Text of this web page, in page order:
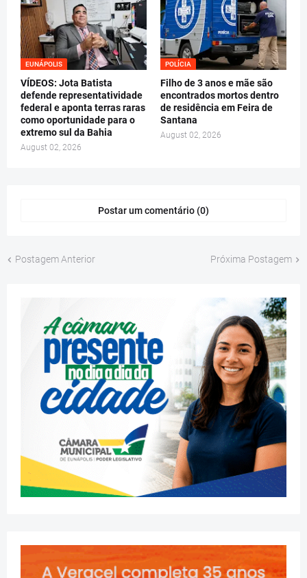
EUNÁPOLIS
VÍDEOS: Jota Batista
defende representatividade
federal e aponta terras raras
como oportunidade para o
extremo sul da Bahia
August 02, 2026
POLÍCIA
Filho de 3 anos e mãe são
encontrados mortos dentro
de residência em Feira de
Santana
August 02, 2026
Postar um comentário (0)
Postagem Anterior Próxima Postagem